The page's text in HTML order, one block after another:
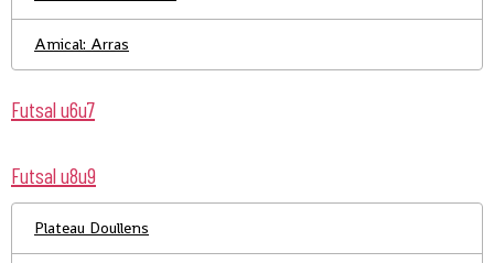
Amical: Arras
Futsal u6u7
Futsal u8u9
Plateau Doullens